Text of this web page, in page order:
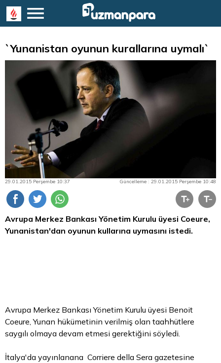
`Yunanistan oyunun kurallarına uymalı`
29.01.2015 Perşembe 10:37 Güncelleme : 29.01.2015 Perşembe 10:48
Avrupa Merkez Bankası Yönetim Kurulu üyesi Coeure,
Yunanistan'dan oyunun kullarına uymasını istedi.
Avrupa Merkez Bankası Yönetim Kurulu üyesi Benoit
Coeure, Yunan hükümetinin verilmiş olan taahhütlere
saygılı olmaya devam etmesi gerektiğini söyledi.
İtalya'da yayınlanana Corriere della Sera gazetesine